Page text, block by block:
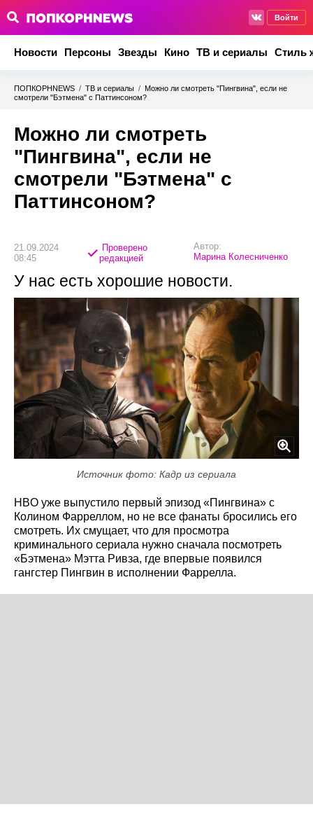
Войти
Новости Персоны Звезды Кино ТВ и сериалы Стиль
ПОПКОРНNEWS / ТВ и сериалы / Можно ли смотреть "Пингвина", если не
смотрели "Бэтмена" с Паттинсоном?
Можно ли смотреть
"Пингвина", если не
смотрели "Бэтмена" с
Паттинсоном?
21.09.2024
08:45
Проверено
редакцией
Автор:
Марина Колесниченко
У нас есть хорошие новости.
Источник фото: Кадр из сериала
HBO уже выпустило первый эпизод «Пингвина» с
Колином Фарреллом, но не все фанаты бросились его
смотреть. Их смущает, что для просмотра
криминального сериала нужно сначала посмотреть
«Бэтмена» Мэтта Ривза, где впервые появился
гангстер Пингвин в исполнении Фаррелла.